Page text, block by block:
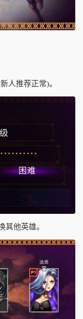
人推荐正常)。
其他英雄。